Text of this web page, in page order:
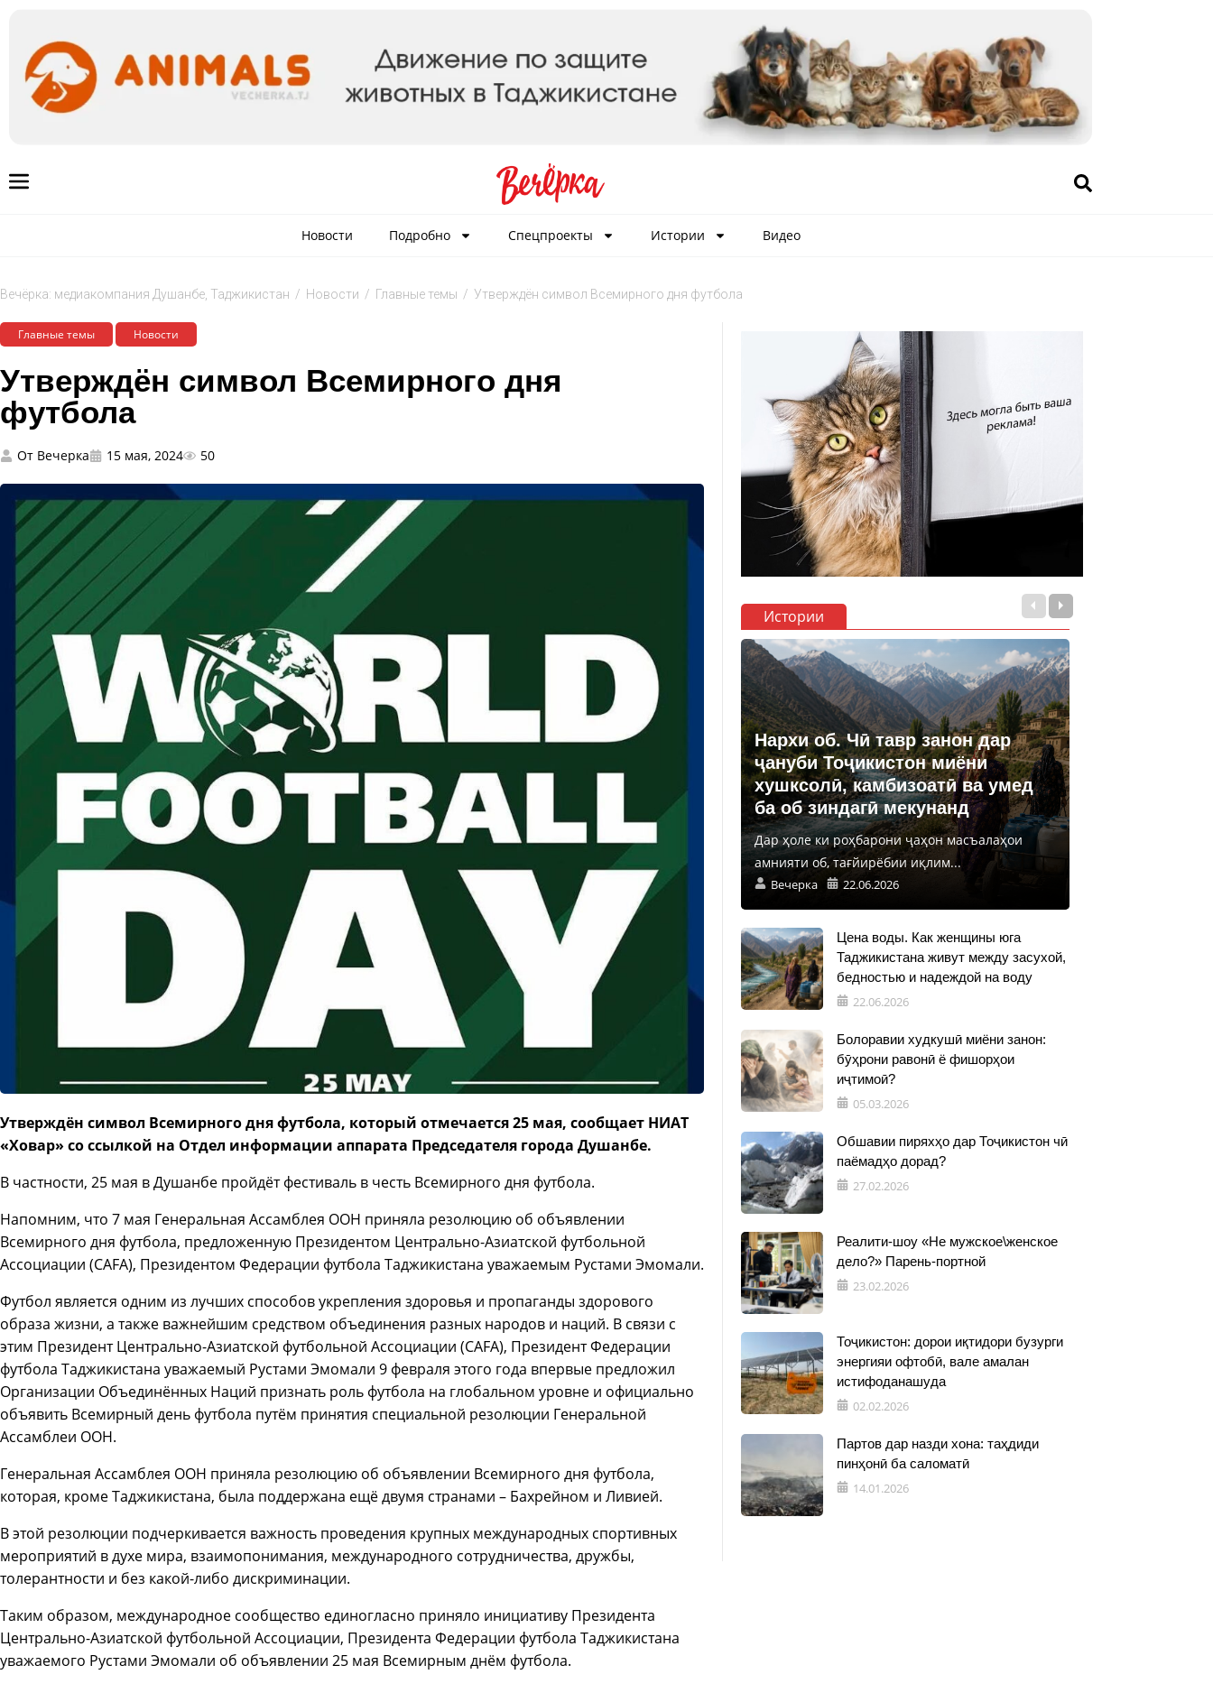
Новости Подробно Спецпроекты Истории Видео
Вечёрка: медиакомпания Душанбе, Таджикистан / Новости / Главные темы / Утверждён символ Всемирного дня футбола
Главные темы Новости
Утверждён символ Всемирного дня
футбола
От Вечерка 15 мая, 2024 50
Утверждён символ Всемирного дня футбола, который отмечается 25 мая, сообщает НИАТ
«Ховар» со ссылкой на Отдел информации аппарата Председателя города Душанбе.
В частности, 25 мая в Душанбе пройдёт фестиваль в честь Всемирного дня футбола.
Напомним, что 7 мая Генеральная Ассамблея ООН приняла резолюцию об объявлении
Всемирного дня футбола, предложенную Президентом Центрально-Азиатской футбольной
Ассоциации (CAFA), Президентом Федерации футбола Таджикистана уважаемым Рустами Эмомали.
Футбол является одним из лучших способов укрепления здоровья и пропаганды здорового
образа жизни, а также важнейшим средством объединения разных народов и наций. В связи с
этим Президент Центрально-Азиатской футбольной Ассоциации (CAFA), Президент Федерации
футбола Таджикистана уважаемый Рустами Эмомали 9 февраля этого года впервые предложил
Организации Объединённых Наций признать роль футбола на глобальном уровне и официально
объявить Всемирный день футбола путём принятия специальной резолюции Генеральной
Ассамблеи ООН.
Генеральная Ассамблея ООН приняла резолюцию об объявлении Всемирного дня футбола,
которая, кроме Таджикистана, была поддержана ещё двумя странами – Бахрейном и Ливией.
В этой резолюции подчеркивается важность проведения крупных международных спортивных
мероприятий в духе мира, взаимопонимания, международного сотрудничества, дружбы,
толерантности и без какой-либо дискриминации.
Таким образом, международное сообщество единогласно приняло инициативу Президента
Центрально-Азиатской футбольной Ассоциации, Президента Федерации футбола Таджикистана
уважаемого Рустами Эмомали об объявлении 25 мая Всемирным днём футбола.
Истории
Нархи об. Чӣ тавр занон дар
ҷануби Тоҷикистон миёни
хушксолӣ, камбизоатӣ ва умед
ба об зиндагӣ мекунанд
Дар ҳоле ки роҳбарони ҷаҳон масъалаҳои
амнияти об, тағйирёбии иқлим...
Вечерка 22.06.2026
Цена воды. Как женщины юга
Таджикистана живут между засухой,
бедностью и надеждой на воду
22.06.2026
Болоравии худкушӣ миёни занон:
бӯҳрони равонӣ ё фишорҳои
иҷтимоӣ?
05.03.2026
Обшавии пиряхҳо дар Тоҷикистон чӣ
паёмадҳо дорад?
27.02.2026
Реалити-шоу «Не мужское\женское
дело?» Парень-портной
23.02.2026
Тоҷикистон: дорои иқтидори бузурги
энергияи офтобӣ, вале амалан
истифоданашуда
02.02.2026
Партов дар назди хона: таҳдиди
пинҳонӣ ба саломатӣ
14.01.2026